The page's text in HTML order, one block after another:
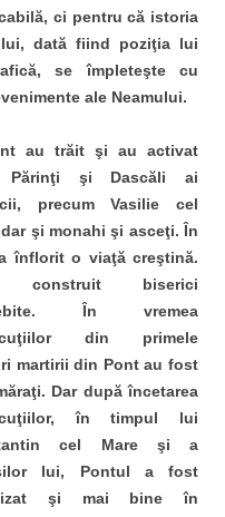
ci pentru că istoria
dată fiind poziţia lui
se împleteşte cu
ale Neamului.
au trăit şi au activat
Părinţi şi Dascăli ai
precum Vasilie cel
dar şi monahi şi asceţi. În
înflorit o viaţă creştină.
construit biserici
În vremea
din primele
martirii din Pont au fost
Dar după încetarea
în timpul lui
cel Mare şi a
lui, Pontul a fost
şi mai bine în